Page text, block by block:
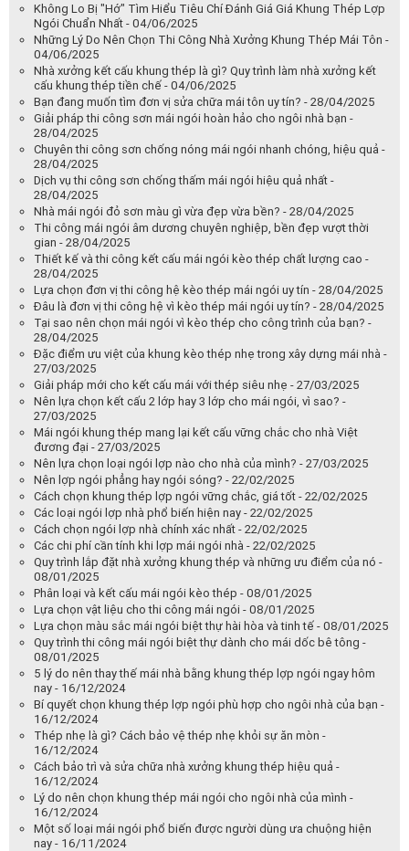
Không Lo Bị "Hớ" Tìm Hiểu Tiêu Chí Đánh Giá Giá Khung Thép Lợp
Ngói Chuẩn Nhất - 04/06/2025
Những Lý Do Nên Chọn Thi Công Nhà Xưởng Khung Thép Mái Tôn -
04/06/2025
Nhà xưởng kết cấu khung thép là gì? Quy trình làm nhà xưởng kết
cấu khung thép tiền chế - 04/06/2025
Bạn đang muốn tìm đơn vị sửa chữa mái tôn uy tín? - 28/04/2025
Giải pháp thi công sơn mái ngói hoàn hảo cho ngôi nhà bạn -
28/04/2025
Chuyên thi công sơn chống nóng mái ngói nhanh chóng, hiệu quả -
28/04/2025
Dịch vụ thi công sơn chống thấm mái ngói hiệu quả nhất -
28/04/2025
Nhà mái ngói đỏ sơn màu gì vừa đẹp vừa bền? - 28/04/2025
Thi công mái ngói âm dương chuyên nghiệp, bền đẹp vượt thời
gian - 28/04/2025
Thiết kế và thi công kết cấu mái ngói kèo thép chất lượng cao -
28/04/2025
Lựa chọn đơn vị thi công hệ kèo thép mái ngói uy tín - 28/04/2025
Đâu là đơn vị thi công hệ vì kèo thép mái ngói uy tín? - 28/04/2025
Tại sao nên chọn mái ngói vì kèo thép cho công trình của bạn? -
28/04/2025
Đặc điểm ưu việt của khung kèo thép nhẹ trong xây dựng mái nhà -
27/03/2025
Giải pháp mới cho kết cấu mái với thép siêu nhẹ - 27/03/2025
Nên lựa chọn kết cấu 2 lớp hay 3 lớp cho mái ngói, vì sao? -
27/03/2025
Mái ngói khung thép mang lại kết cấu vững chắc cho nhà Việt
đương đại - 27/03/2025
Nên lựa chọn loại ngói lợp nào cho nhà của mình? - 27/03/2025
Nên lợp ngói phẳng hay ngói sóng? - 22/02/2025
Cách chọn khung thép lợp ngói vững chắc, giá tốt - 22/02/2025
Các loại ngói lợp nhà phổ biến hiện nay - 22/02/2025
Cách chọn ngói lợp nhà chính xác nhất - 22/02/2025
Các chi phí cần tính khi lợp mái ngói nhà - 22/02/2025
Quy trình lắp đặt nhà xưởng khung thép và những ưu điểm của nó -
08/01/2025
Phân loại và kết cấu mái ngói kèo thép - 08/01/2025
Lựa chọn vật liệu cho thi công mái ngói - 08/01/2025
Lựa chọn màu sắc mái ngói biệt thự hài hòa và tinh tế - 08/01/2025
Quy trình thi công mái ngói biệt thự dành cho mái dốc bê tông -
08/01/2025
5 lý do nên thay thế mái nhà bằng khung thép lợp ngói ngay hôm
nay - 16/12/2024
Bí quyết chọn khung thép lợp ngói phù hợp cho ngôi nhà của bạn -
16/12/2024
Thép nhẹ là gì? Cách bảo vệ thép nhẹ khỏi sự ăn mòn -
16/12/2024
Cách bảo trì và sửa chữa nhà xưởng khung thép hiệu quả -
16/12/2024
Lý do nên chọn khung thép mái ngói cho ngôi nhà của mình -
16/12/2024
Một số loại mái ngói phổ biến được người dùng ưa chuộng hiện
nay - 16/11/2024